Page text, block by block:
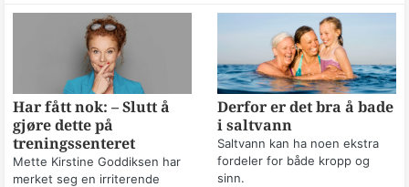
Har fått nok: – Slutt å
gjøre dette på
treningssenteret
Mette Kirstine Goddiksen har
merket seg en irriterende
Derfor er det bra å bade
i saltvann
Saltvann kan ha noen ekstra
fordeler for både kropp og
sinn.